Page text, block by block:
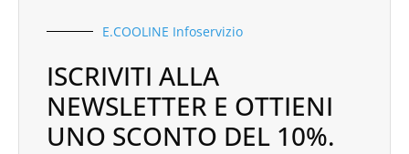
E.COOLINE Infoservizio
ISCRIVITI ALLA
NEWSLETTER E OTTIENI
UNO SCONTO DEL 10%.